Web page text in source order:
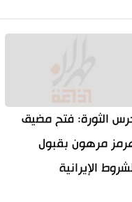
الثورة: فتح مضيق
مرهون بقبول
الإيرانية